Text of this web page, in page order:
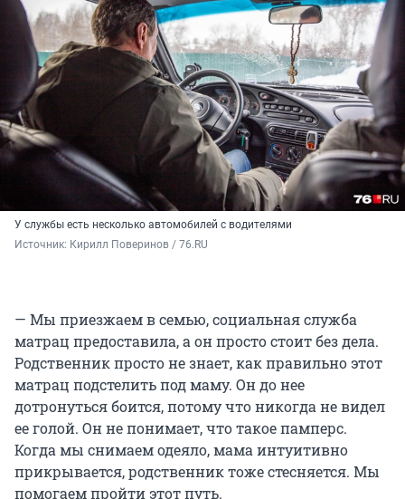
У службы есть несколько автомобилей с водителями
Источник: Кирилл Поверинов / 76.RU
— Мы приезжаем в семью, социальная служба
матрац предоставила, а он просто стоит без дела.
Родственник просто не знает, как правильно этот
матрац подстелить под маму. Он до нее
дотронуться боится, потому что никогда не видел
ее голой. Он не понимает, что такое памперс.
Когда мы снимаем одеяло, мама интуитивно
прикрывается, родственник тоже стесняется. Мы
помогаем пройти этот путь.